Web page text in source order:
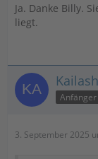
Ja. Danke Billy.
liegt.
Kailash
Anfänger
3. September 2025